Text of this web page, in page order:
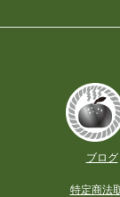
ブログ
特定商法